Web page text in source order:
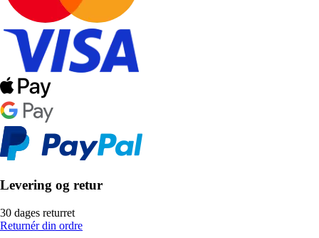
Levering og retur
30 dages returret
Returnér din ordre